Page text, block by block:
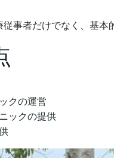
事者だけでなく、基
クの運営
ックの提供